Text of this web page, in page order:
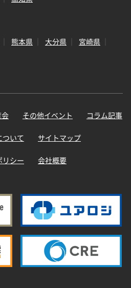
熊本県 大分県
宮崎県
その他イベント コラム記事
ついて サイトマップ
リシー 会社概要